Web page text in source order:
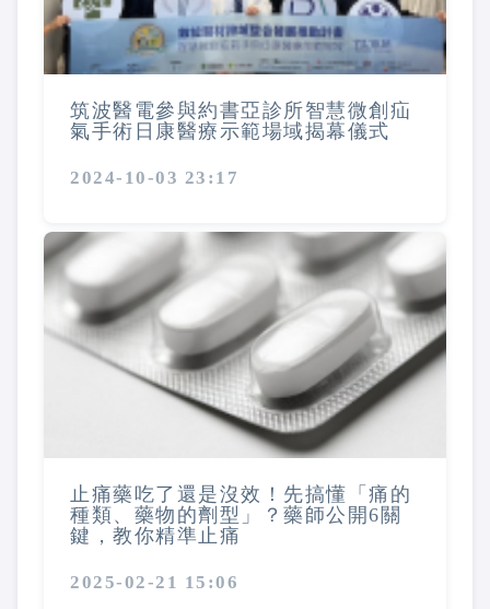
筑波醫電參與約書亞診所智慧微創疝
氣手術日康醫療示範場域揭幕儀式
2024-10-03 23:17
止痛藥吃了還是沒效！先搞懂「痛的
種類、藥物的劑型」？藥師公開6關
鍵，教你精準止痛
2025-02-21 15:06